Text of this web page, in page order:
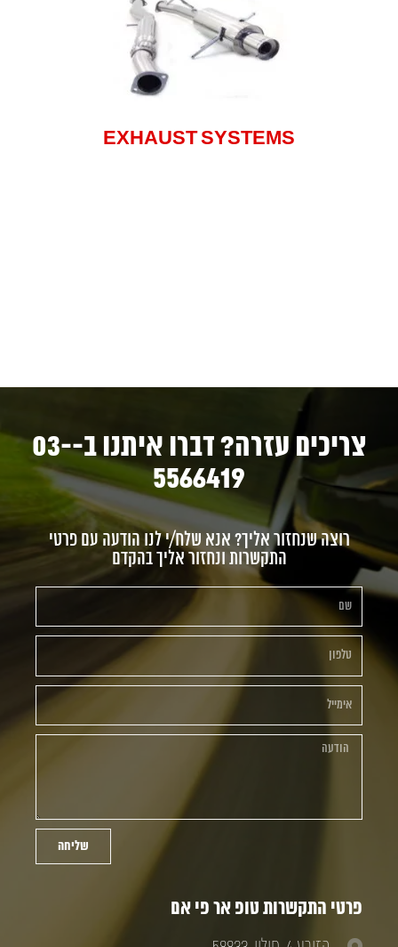
EXHAUST SYSTEMS
צריכים עזרה? דברו איתנו ב-03-
5566419
רוצה שנחזור אליך? אנא שלח/י לנו הודעה עם פרטי
התקשרות ונחזור אליך בהקדם
שליחה
פרטי התקשרות טופ אר פי אם